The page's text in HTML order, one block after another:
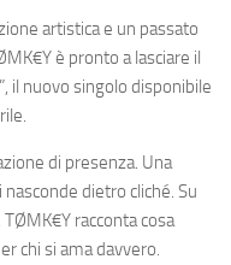
artistica e un passato
è pronto a lasciare il
il nuovo singolo disponibile
di presenza. Una
dietro cliché. Su
racconta cosa
chi si ama davvero.